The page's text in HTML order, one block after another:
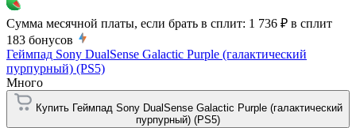
Сумма месячной платы, если брать в сплит: 1 736 ₽ в сплит
183 бонусов
Геймпад Sony DualSense Galactic Purple (галактический
пурпурный) (PS5)
Много
Купить Геймпад Sony DualSense Galactic Purple (галактический
пурпурный) (PS5)